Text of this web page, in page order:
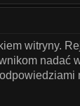
witryny.